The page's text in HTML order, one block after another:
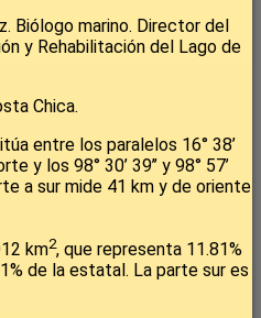
Biólogo marino. Director del
y Rehabilitación del Lago de
Chica.
entre los paralelos 16° 38’
y los 98° 30’ 39’’ y 98° 57’
a sur mide 41 km y de oriente
km2, que representa 11.81%
de la estatal. La parte sur es